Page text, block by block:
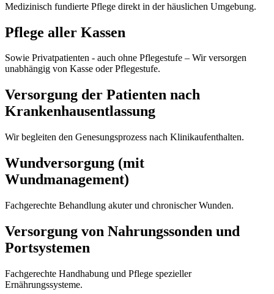
Medizinisch fundierte Pflege direkt in der häuslichen Umgebung.
Pflege aller Kassen
Sowie Privatpatienten - auch ohne Pflegestufe – Wir versorgen
unabhängig von Kasse oder Pflegestufe.
Versorgung der Patienten nach
Krankenhausentlassung
Wir begleiten den Genesungsprozess nach Klinikaufenthalten.
Wundversorgung (mit
Wundmanagement)
Fachgerechte Behandlung akuter und chronischer Wunden.
Versorgung von Nahrungssonden und
Portsystemen
Fachgerechte Handhabung und Pflege spezieller
Ernährungssysteme.